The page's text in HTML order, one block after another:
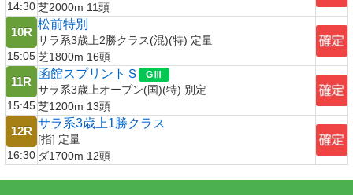
14:30 芝2000m 11頭
10R
15:05
松前特別
サラ系3歳上2勝クラス(混)(特) 定量
芝1800m 16頭
11R
15:45
函館スプリントＳ
サラ系3歳上オープン(国)(特) 別定
芝1200m 13頭
12R
16:30
サラ系3歳上1勝クラス
[指] 定量
ダ1700m 12頭